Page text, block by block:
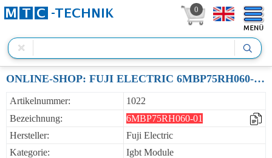
0
ONLINE-SHOP: FUJI ELECTRIC 6MBP75RH060-01 IGBT MODULE 75A 600V
Artikelnummer:
1022
Bezeichnung:
6MBP75RH060-01
Hersteller:
Fuji Electric
Kategorie:
Igbt Module